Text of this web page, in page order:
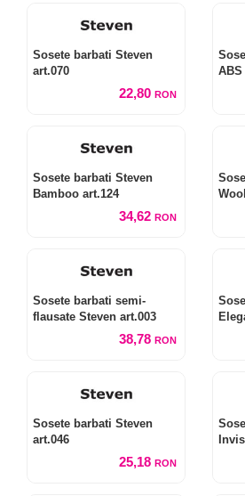
Sosete barbati Steven
art.070
22,80 RON
ABS
Sosete barbati Steven
Bamboo art.124
34,62 RON
Sosete barbati semi-
flausate Steven art.003
38,78 RON
Sosete barbati Steven
art.046
25,18 RON